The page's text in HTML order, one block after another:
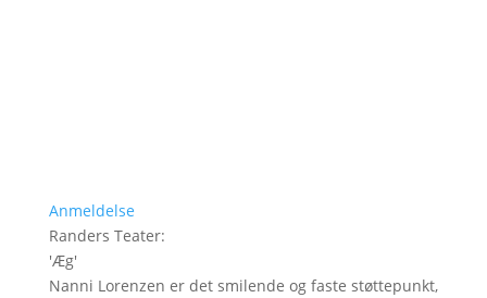
Anmeldelse
Randers Teater:
'Æg'
Nanni Lorenzen er det smilende og faste støttepunkt,